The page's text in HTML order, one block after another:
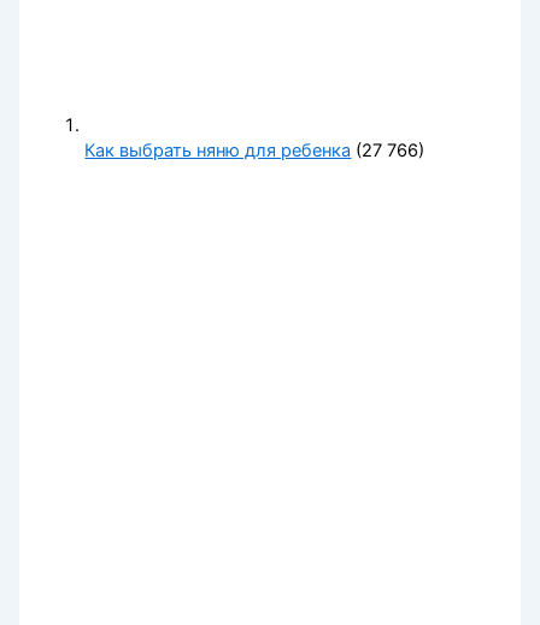
Как выбрать няню для ребенка (27 766)